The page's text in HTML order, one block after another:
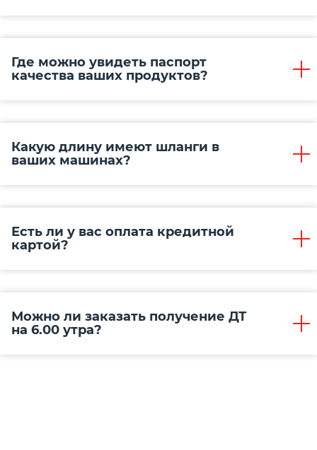
Где можно увидеть паспорт
качества ваших продуктов?
Какую длину имеют шланги в
ваших машинах?
Есть ли у вас оплата кредитной
картой?
Можно ли заказать получение ДТ
на 6.00 утра?